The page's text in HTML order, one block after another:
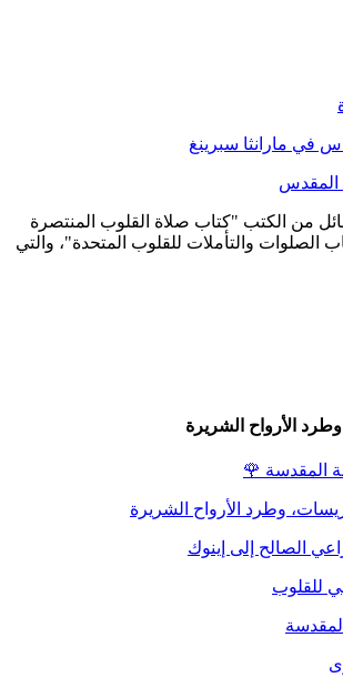
في مارانثا سبرينغ
المقدس
من الكتب "كتاب صلاة القلوب المنتصرة
الصلوات والتأملات للقلوب المتحدة"، والتي
الأرواح الشريرة
المقدسة 🌹
وطرد الأرواح الشريرة
الصالح إلى إينوك
للقلوب